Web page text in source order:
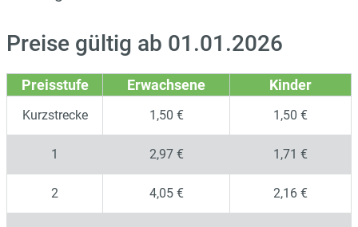
Preise gültig ab 01.01.2026
Preisstufe Erwachsene Kinder
Kurzstrecke 1,50 € 1,50 €
1 2,97 € 1,71 €
2 4,05 € 2,16 €